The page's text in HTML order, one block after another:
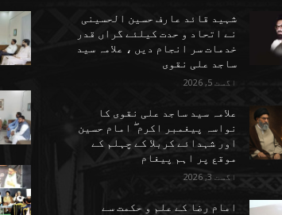
شہید قائد عارف حسین الحسینی
نے اتحاد و حدت کیلئے گراں قدر
خدمات سر انجام دیں ، علامہ سید
ساجد علی نقوی
اگست 5, 2026
علامہ سید ساجد علی نقوی کا
نواسہ پیغمبر اکرم ۖ امام حسین
اور شہدائے کربلا کے چہلم کے
موقع پر اہم پیغام
اگست 3, 2026
امام رضا کے علم و حکمت سے